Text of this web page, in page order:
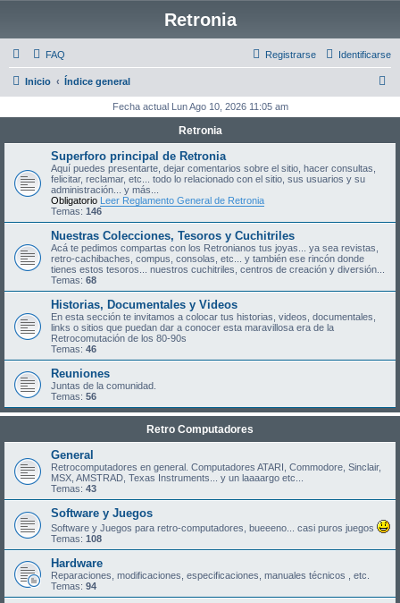
Retronia
FAQ Identificarse
Registrarse
Inicio Índice general
c
Fecha actual Lun Ago 10, 2026 11:05 am
Retronia
Superforo principal de Retronia
Aquí puedes presentarte, dejar comentarios sobre el sitio, hacer consultas,
felicitar, reclamar, etc... todo lo relacionado con el sitio, sus usuarios y su
administración... y más...
Obligatorio Leer Reglamento General de Retronia
Temas: 146
Nuestras Colecciones, Tesoros y Cuchitriles
Acá te pedimos compartas con los Retronianos tus joyas... ya sea revistas,
retro-cachibaches, compus, consolas, etc... y también ese rincón donde
tienes estos tesoros... nuestros cuchitriles, centros de creación y diversión...
Temas: 68
Historias, Documentales y Videos
En esta sección te invitamos a colocar tus historias, videos, documentales,
links o sitios que puedan dar a conocer esta maravillosa era de la
Retrocomutación de los 80-90s
Temas: 46
Reuniones
Juntas de la comunidad.
Temas: 56
Retro Computadores
General
Retrocomputadores en general. Computadores ATARI, Commodore, Sinclair,
MSX, AMSTRAD, Texas Instruments... y un laaaargo etc...
Temas: 43
Software y Juegos
Software y Juegos para retro-computadores, bueeeno... casi puros juegos
Temas: 108
Hardware
Reparaciones, modificaciones, especificaciones, manuales técnicos , etc.
Temas: 94